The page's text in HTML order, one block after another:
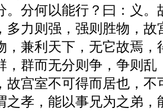
。分何以能行？曰：义
多力则强，强则胜物，故
，兼利天下，无它故焉，
，群而无分则争，争则乱
故宫室不可得而居也，不
之孝，能以事兄为之弟，